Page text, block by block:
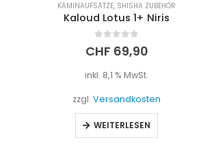
KAMINAUFSÄTZE, SHISHA ZUBEHÖR
Kaloud Lotus 1+ Niris
out of 5
CHF 69,90
inkl. 8,1 % MwSt.
zzgl. Versandkosten
WEITERLESEN